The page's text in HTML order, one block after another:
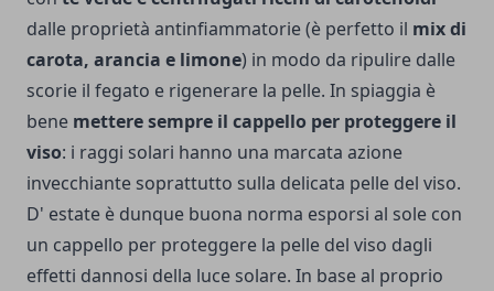
dalle proprietà antinfiammatorie (è perfetto il mix di
carota, arancia e limone) in modo da ripulire dalle
scorie il fegato e rigenerare la pelle. In spiaggia è
bene mettere sempre il cappello per proteggere il
viso: i raggi solari hanno una marcata azione
invecchiante soprattutto sulla delicata pelle del viso.
D' estate è dunque buona norma esporsi al sole con
un cappello per proteggere la pelle del viso dagli
effetti dannosi della luce solare. In base al proprio